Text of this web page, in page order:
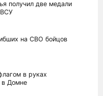
получил две медали
ВСУ
на СВО бойцов
в руках
в Домне